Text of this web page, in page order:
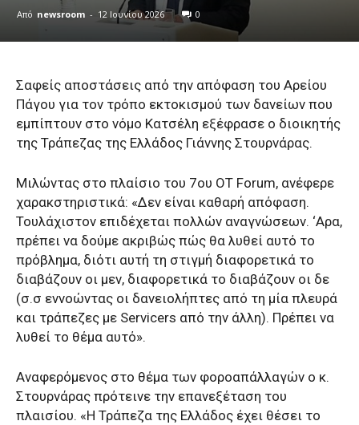
Από newsroom - 12 Ιουνίου 2026 0
Σαφείς αποστάσεις από την απόφαση του Αρείου
Πάγου για τον τρόπο εκτοκισμού των δανείων που
εμπίπτουν στο νόμο Κατσέλη εξέφρασε ο διοικητής
της Τράπεζας της Ελλάδος Γιάννης Στουρνάρας.
Μιλώντας στο πλαίσιο του 7ου ΟΤ Forum, ανέφερε
χαρακστηριστικά: «Δεν είναι καθαρή απόφαση.
Τουλάχιστον επιδέχεται πολλών αναγνώσεων. ‘Αρα,
πρέπει να δούμε ακριβώς πώς θα λυθεί αυτό το
πρόβλημα, διότι αυτή τη στιγμή διαφορετικά το
διαβάζουν οι μεν, διαφορετικά το διαβάζουν οι δε
(σ.σ εννοώντας οι δανειολήπτες από τη μία πλευρά
και τράπεζες με Servicers από την άλλη). Πρέπει να
λυθεί το θέμα αυτό».
Αναφερόμενος στο θέμα των φοροαπάλλαγών ο κ.
Στουρνάρας πρότεινε την επανεξέταση του
πλαισίου. «Η Τράπεζα της Ελλάδος έχει θέσει το